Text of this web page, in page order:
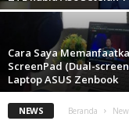
Cara Saya
ScreenPad (Dual-
Laptop ASUS Zenbook
NEWS Beranda